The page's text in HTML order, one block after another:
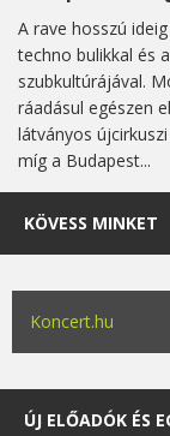
A rave hosszú
techno bulikkal és
szubkultúrájával.
ráadásul egészen
látványos
míg a Budapest...
KÖVESS MINKET
Koncert.hu
ÚJ ELŐADÓK ÉS